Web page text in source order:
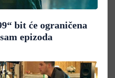
bit će ograničena
epizoda